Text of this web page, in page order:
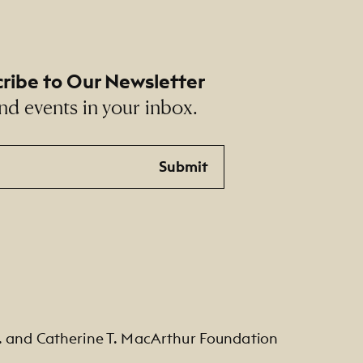
to Our Newsletter
events in your inbox.
Submit
and Catherine T. MacArthur Foundation